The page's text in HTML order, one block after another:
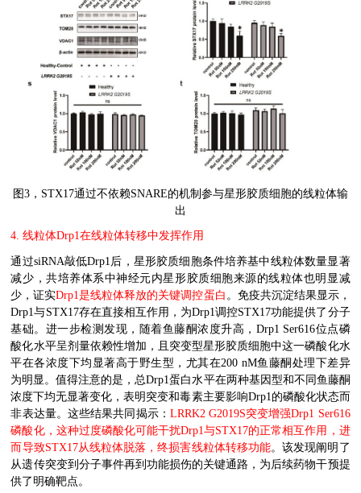
图 3， STX17通过不依赖SNARE的机制参与星形胶质细胞的线粒体输
出
4.线粒体Drp1在线粒体转移中发挥作用
通过siRNA敲低Drp1 后，星形胶质细胞条件培养基中线粒体数量显著
减少，共培养体系中神经元内星形胶质细胞来源的线粒体也明显减
少，证实Drp1是线粒体释放的关键调控蛋白 。免疫共沉淀结果显示，
Drp1与STX17存在直接相互作用，为Drp1调控STX17功能提供了分子
基础。进一步检测发现，随着鱼藤酮浓度升高， Drp1 Ser616位点磷
酸化水平呈剂量依赖性增加，且突变型星形胶质细胞中这一磷酸化水
平在各浓度下均显著高于野生型，尤其在200 nM鱼藤酮处理下差异
为明显。值得注意的是，总Drp1蛋白水平在两种基因型和不同鱼藤酮
浓度下均无显著变化，表明突变和毒素主要影响Drp1 的磷酸化状态而
非表达量。这些结果共同揭示： LRRK2 G2019S突变增强Drp1 Ser616
磷酸化，这种过度磷酸化可能干扰Drp1与STX17的正常相互作用，进
而导致STX17从线粒体脱落，终损害线粒体转移功能。该发现阐明了
从遗传突变到分子事件再到功能损伤的关键通路，为后续药物干预提
供了明确靶点。